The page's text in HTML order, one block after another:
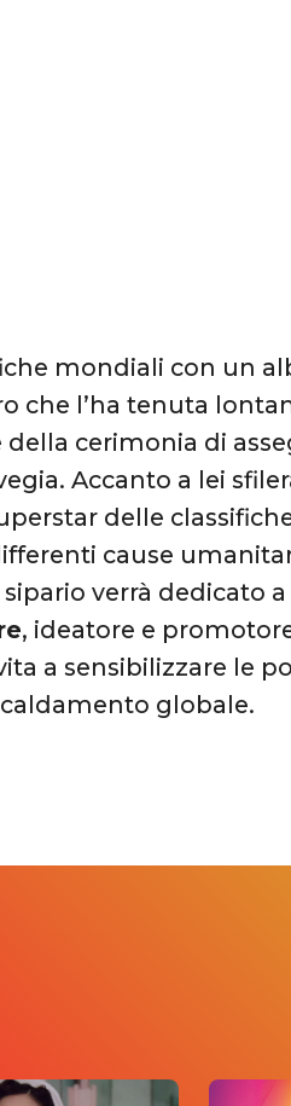
mondiali con un
che l’ha tenuta
cerimonia di
Accanto a lei
delle
cause
verrà dedicato
, ideatore e
a sensibilizzare le
globale.